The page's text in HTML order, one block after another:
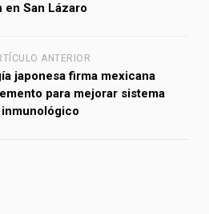
en San Lázaro
ANTERIOR
japonesa firma mexicana
para mejorar sistema
inmunológico